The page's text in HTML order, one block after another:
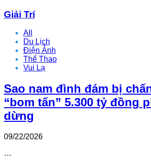
Giải Trí
All
Du Lịch
Điện Ảnh
Thể Thao
Vui Lạ
Sao nam đình đám bị
“bom tấn” 5.300 tỷ đồng
dừng
09/22/2026
…